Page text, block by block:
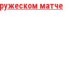
матче